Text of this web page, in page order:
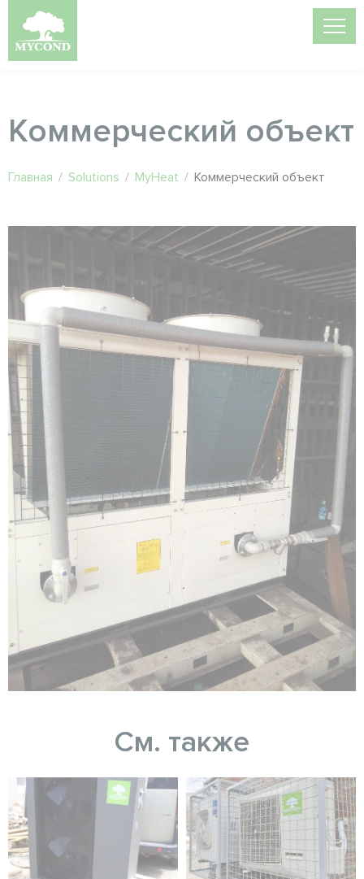
Коммерческий объект
Главная / Solutions / MyHeat / Коммерческий объект
См. также